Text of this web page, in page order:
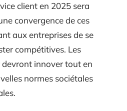
client en 2025 sera
convergence de ces
aux entreprises de se
compétitives. Les
devront innover tout en
normes sociétales